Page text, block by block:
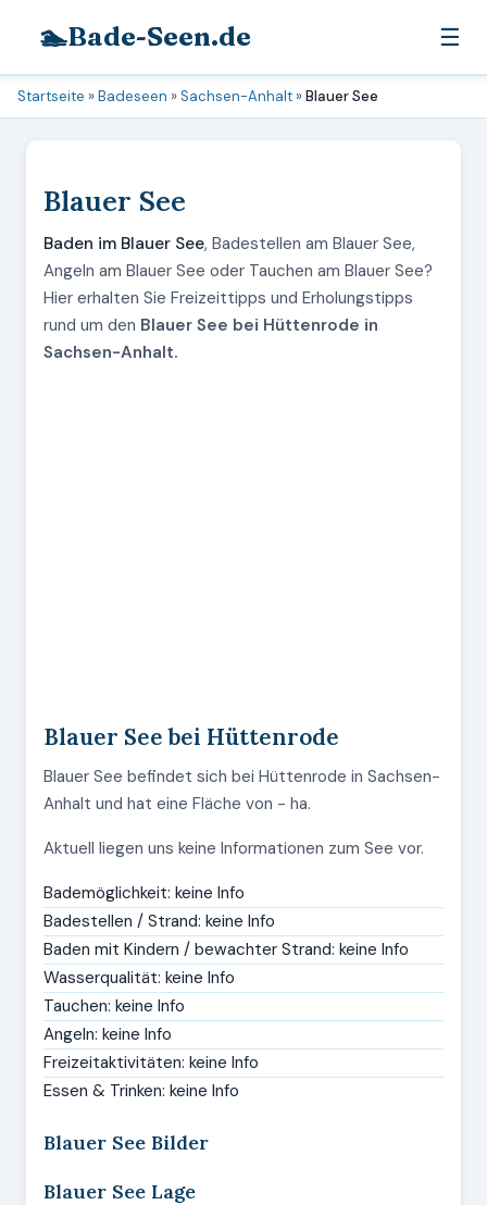
🏊Bade-Seen.de ☰
Startseite »Badeseen »Sachsen-Anhalt »Blauer See
Blauer See
Baden im Blauer See, Badestellen am Blauer See,
Angeln am Blauer See oder Tauchen am Blauer See?
Hier erhalten Sie Freizeittipps und Erholungstipps
rund um den Blauer See bei Hüttenrode in
Sachsen-Anhalt.
Blauer See bei Hüttenrode
Blauer See befindet sich bei Hüttenrode in Sachsen-
Anhalt und hat eine Fläche von - ha.
Aktuell liegen uns keine Informationen zum See vor.
Bademöglichkeit: keine Info
Badestellen / Strand: keine Info
Baden mit Kindern / bewachter Strand: keine Info
Wasserqualität: keine Info
Tauchen: keine Info
Angeln: keine Info
Freizeitaktivitäten: keine Info
Essen & Trinken: keine Info
Blauer See Bilder
Blauer See Lage